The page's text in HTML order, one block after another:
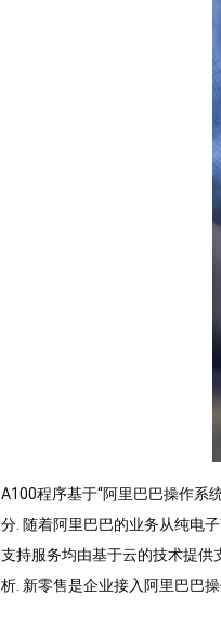
A100程序基于“阿里巴巴操作系
分. 随着阿里巴巴的业务从纯电
支持服务均由基于云的技术提供
析. 新零售是企业接入阿里巴巴